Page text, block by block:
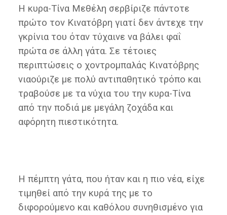
Η κυρα-Τίνα Μεθέλη σερβίριζε πάντοτε
πρώτο τον Κινατόβρη γιατί δεν άντεχε την
γκρίνια του όταν τύχαινε να βάλει φαΐ
πρώτα σε άλλη γάτα. Σε τέτοιες
περιπτώσεις ο χοντρομπαλάς Κινατόβρης
νιαούριζε με πολύ αντιπαθητικό τρόπο και
τραβούσε με τα νύχια του την κυρα-Τίνα
από την ποδιά με μεγάλη ζοχάδα και
αφόρητη πιεστικότητα.
Η πέμπτη γάτα, που ήταν και η πιο νέα, είχε
τιμηθεί από την κυρά της με το
διφορούμενο και καθόλου συνηθισμένο για